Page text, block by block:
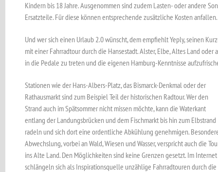
Kindern bis 18 Jahre. Ausgenommen sind zudem Lasten- oder andere
Ersatzteile. Für diese können entsprechende zusätzliche Kosten anfallen.
Und wer sich einen Urlaub 2.0 wünscht, dem empfiehlt Yeply, seinen
mit einer Fahrradtour durch die Hansestadt. Alster, Elbe, Altes Land
in die Pedale zu treten und die eigenen Hamburg-Kenntnisse
Stationen wie der Hans-Albers-Platz, das Bismarck-Denkmal oder der
Rathausmarkt sind zum Beispiel Teil der historischen Radtour. Wer den
Strand auch im Spätsommer nicht missen möchte, kann die Waterkant
entlang der Landungsbrücken und dem Fischmarkt bis hin zum Elbstrand
radeln und sich dort eine ordentliche Abkühlung genehmigen.
Abwechslung, vorbei an Wald, Wiesen und Wasser, verspricht auch die
ins Alte Land. Den Möglichkeiten sind keine Grenzen gesetzt. Im Internet
schlängeln sich als Inspirationsquelle unzählige Fahrradtouren durch die